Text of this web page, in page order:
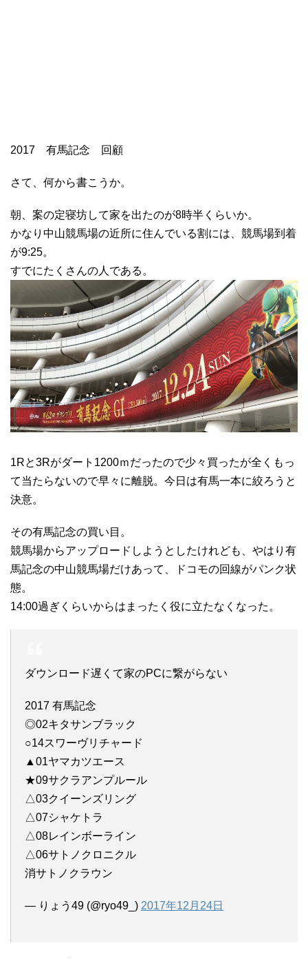
2017 有馬記念 回顧
さて、何から書こうか。
朝、案の定寝坊して家を出たのが8時半くらいか。
かなり中山競馬場の近所に住んでいる割には、競馬場到着
が9:25。
すでにたくさんの人である。
1Rと3Rがダート1200ｍだったので少々買ったが全くもっ
て当たらないので早々に離脱。今日は有馬一本に絞ろうと
決意。
その有馬記念の買い目。
競馬場からアップロードしようとしたけれども、やはり有
馬記念の中山競馬場だけあって、ドコモの回線がパンク状
態。
14:00過ぎくらいからはまったく役に立たなくなった。
ダウンロード遅くて家のPCに繋がらない
2017 有馬記念
◎02キタサンブラック
○14スワーヴリチャード
▲01ヤマカツエース
★09サクラアンプルール
△03クイーンズリング
△07シャケトラ
△08レインボーライン
△06サトノクロニクル
消サトノクラウン
— りょう49 (@ryo49_) 2017年12月24日